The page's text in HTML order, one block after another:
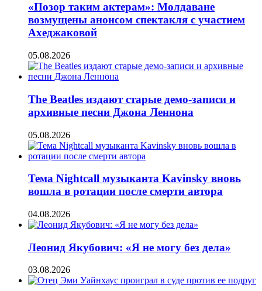
«Позор таким актерам»: Молдаване
возмущены анонсом спектакля с участием
Ахеджаковой
05.08.2026
The Beatles издают старые демо-записи и
архивные песни Джона Леннона
05.08.2026
Тема Nightcall музыканта Kavinsky вновь
вошла в ротации после смерти автора
04.08.2026
Леонид Якубович: «Я не могу без дела»
03.08.2026